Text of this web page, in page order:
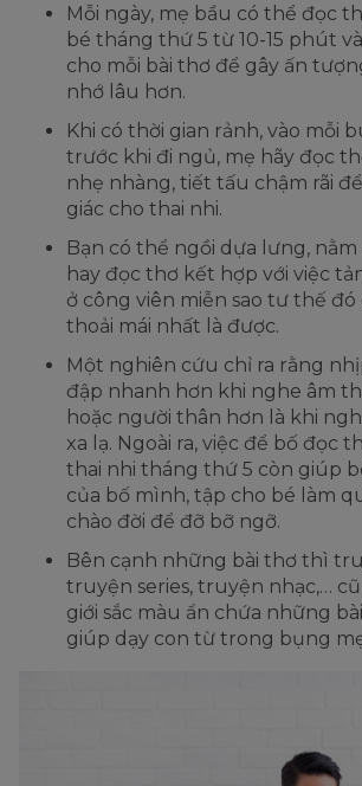
Mỗi ngày, mẹ bầu có thể đọc
bé tháng thứ 5 từ 10-15 phút
cho mỗi bài thơ để gây ấn
nhớ lâu hơn.
Khi có thời gian rảnh, vào mỗi
trước khi đi ngủ, mẹ hãy đọc
nhẹ nhàng, tiết tấu chậm rãi
giác cho thai nhi.
Bạn có thể ngồi dựa lưng,
hay đọc thơ kết hợp với việc
ở công viên miễn sao tư thế
thoải mái nhất là được.
Một nghiên cứu chỉ ra rằng
đập nhanh hơn khi nghe âm
hoặc người thân hơn là khi
xa lạ. Ngoài ra, việc để bố đọc
thai nhi tháng thứ 5 còn giúp
của bố mình, tập cho bé làm
chào đời để đỡ bỡ ngỡ.
Bên cạnh những bài thơ thì
truyện series, truyện nhạc,…
giới sắc màu ẩn chứa những
giúp dạy con từ trong bụng